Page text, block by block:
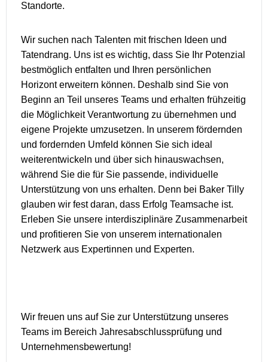
Standorte.
Wir suchen nach Talenten mit frischen Ideen und
Tatendrang. Uns ist es wichtig, dass Sie Ihr Potenzial
bestmöglich entfalten und Ihren persönlichen
Horizont erweitern können. Deshalb sind Sie von
Beginn an Teil unseres Teams und erhalten frühzeitig
die Möglichkeit Verantwortung zu übernehmen und
eigene Projekte umzusetzen. In unserem fördernden
und fordernden Umfeld können Sie sich ideal
weiterentwickeln und über sich hinauswachsen,
während Sie die für Sie passende, individuelle
Unterstützung von uns erhalten. Denn bei Baker Tilly
glauben wir fest daran, dass Erfolg Teamsache ist.
Erleben Sie unsere interdisziplinäre Zusammenarbeit
und profitieren Sie von unserem internationalen
Netzwerk aus Expertinnen und Experten.
Wir freuen uns auf Sie zur Unterstützung unseres
Teams im Bereich Jahresabschlussprüfung und
Unternehmensbewertung!